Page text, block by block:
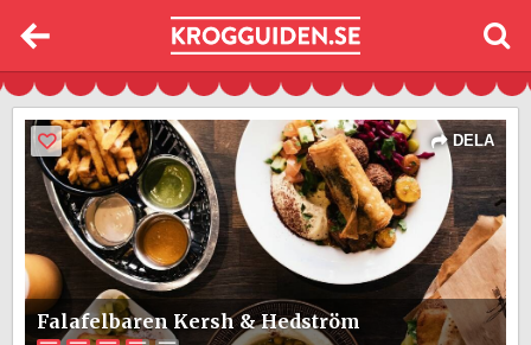
Falafelbaren Kersh & Hedström
DELA